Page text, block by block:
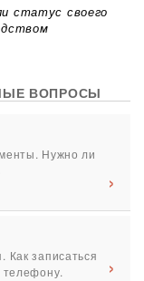
статус своего
ВОПРОСЫ
Нужно ли
Как записаться